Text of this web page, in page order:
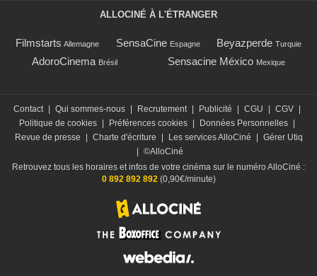
ALLOCINÉ À L'ÉTRANGER
Filmstarts Allemagne SensaCine Espagne Beyazperde Turquie
AdoroCinema Brésil Sensacine México Mexique
Contact Qui sommes-nous Recrutement Publicité CGU CGV
Politique de cookies
Préférences cookies Données Personnelles
Revue de presse
Charte d'écriture Les services AlloCiné
Gérer Utiq
©AlloCiné
Retrouvez tous les horaires et infos de votre cinéma sur le numéro AlloCiné :
0 892 892 892(0,90€/minute)